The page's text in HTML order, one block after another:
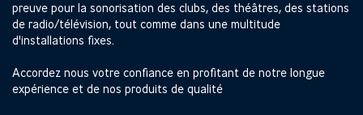
preuve pour la sonorisation des clubs, des théâtres, des stations
de radio/télévision, tout comme dans une multitude
d'installations fixes.
Accordez nous votre confiance en profitant de notre longue
expérience et de nos produits de qualité